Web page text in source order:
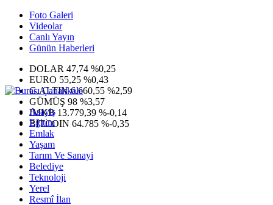
Foto Galeri
Videolar
Canlı Yayın
Günün Haberleri
DOLAR 47,74 %0,25
EURO 55,25 %0,43
G.ALTIN6.660,55 %2,59
GÜMÜŞ 98 %3,57
IMKB 13.779,39 %-0,14
BITCOIN 64.785 %-0,35
Asayiş
Eğitim
Emlak
Yaşam
Tarım Ve Sanayi
Belediye
Teknoloji
Yerel
Resmî İlan